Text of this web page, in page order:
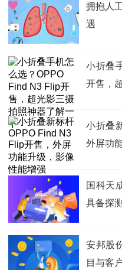
拥抱人
遇
小折叠
开售，
小折叠
外屏功
国科天
具备探
安邦股
目与客